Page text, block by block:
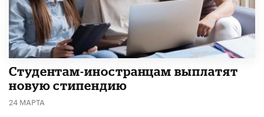
Студентам-иностранцам выплатят
новую стипендию
24 МАРТА